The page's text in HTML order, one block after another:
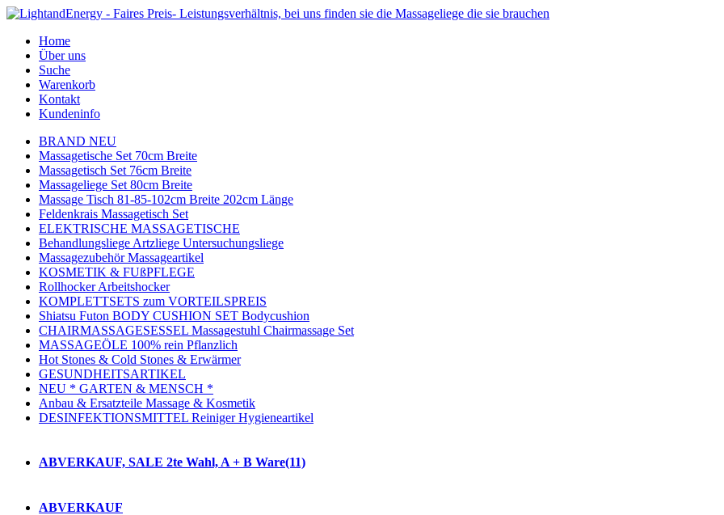
Home
Über uns
Suche
Warenkorb
Kontakt
Kundeninfo
BRAND NEU
Massagetische Set 70cm Breite
Massagetisch Set 76cm Breite
Massageliege Set 80cm Breite
Massage Tisch 81-85-102cm Breite 202cm Länge
Feldenkrais Massagetisch Set
ELEKTRISCHE MASSAGETISCHE
Behandlungsliege Artzliege Untersuchungsliege
Massagezubehör Massageartikel
KOSMETIK & FUßPFLEGE
Rollhocker Arbeitshocker
KOMPLETTSETS zum VORTEILSPREIS
Shiatsu Futon BODY CUSHION SET Bodycushion
CHAIRMASSAGESESSEL Massagestuhl Chairmassage Set
MASSAGEÖLE 100% rein Pflanzlich
Hot Stones & Cold Stones & Erwärmer
GESUNDHEITSARTIKEL
NEU * GARTEN & MENSCH *
Anbau & Ersatzteile Massage & Kosmetik
DESINFEKTIONSMITTEL Reiniger Hygieneartikel
ABVERKAUF, SALE 2te Wahl, A + B Ware(11)
ABVERKAUF